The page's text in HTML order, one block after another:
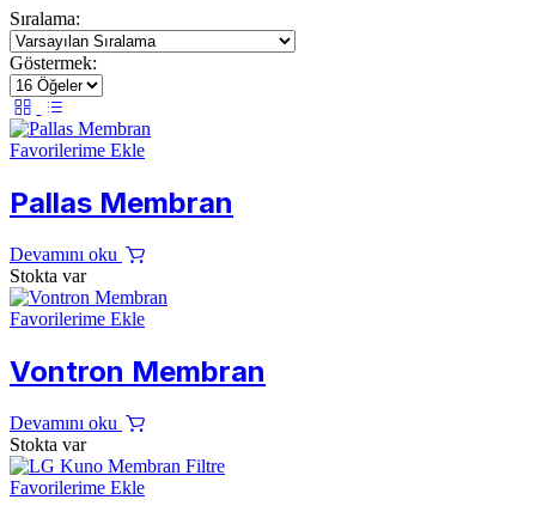
Sıralama:
Göstermek:
Favorilerime Ekle
Pallas Membran
Devamını oku
Stokta var
Favorilerime Ekle
Vontron Membran
Devamını oku
Stokta var
Favorilerime Ekle